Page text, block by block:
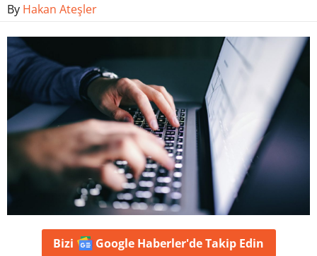
By Hakan Ateşler
Bizi Google Haberler'deTakip Edin